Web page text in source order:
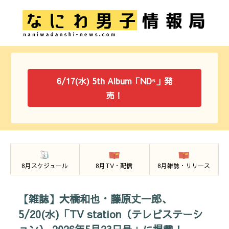
6/17(水) 5th Album「ND⁵」発
売！
8月スケジュール 8月TV・配信 8月雑誌・リリース
【雑誌】大橋和也・藤原丈一郎、
5/20(水)「TV station（テレビステーシ